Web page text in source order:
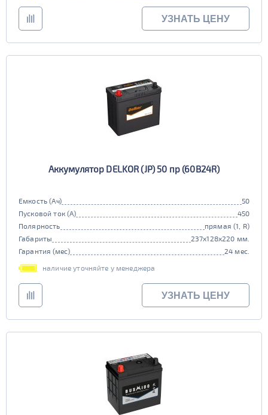
УЗНАТЬ ЦЕНУ
Аккумулятор DELKOR (JP) 50 пр (60B24R)
Емкость (Ач)
50
Пусковой ток (А)
450
Полярность
прямая (1, R)
Габариты
237x128x220 мм.
Гарантия (мес)
24 мес.
наличие уточняйте у менеджера
УЗНАТЬ ЦЕНУ